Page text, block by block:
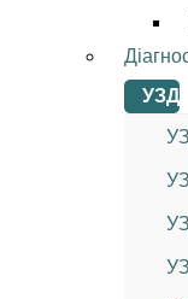
УЗД